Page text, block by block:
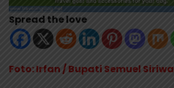
Spread the love
Foto: Irfan / Bupati Semuel Siriwa